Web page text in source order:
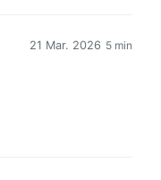
21 Mar. 2026 5 min